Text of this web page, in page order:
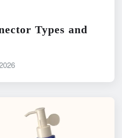
Types and